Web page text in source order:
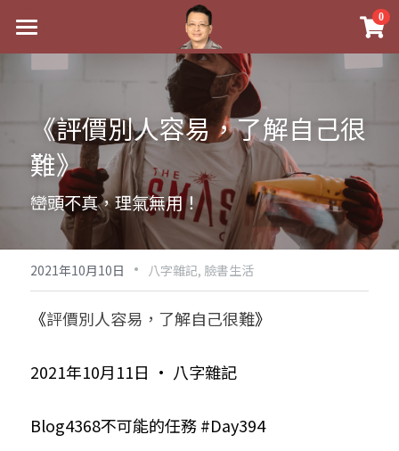
0
最新消息
實體經營
祖傳命理
手工印鑑
課程介紹
五行八字學
後天派陽宅
Blog
黃金會員專區
八字雜記
站長精選
試閱專區
Podcast聽書
陽宅視頻
線上學苑
八字進階班
《十神高階實戰錄》完整典藏版
科學八字推理1
與我預約
《評價別人容易，了解自己很
難》
巒頭不真，理氣無用！
2021年10月10日 · 八字雜記, 臉書生活
《評價別人容易，了解自己很難》
2021年10月11日 · 八字雜記
Blog4368不可能的任務 #Day394
×
商品分類
科學八字推理PDF
《十神高階實戰錄》完整典藏版
1美元超值PDF
八字線上批命
小兒命名